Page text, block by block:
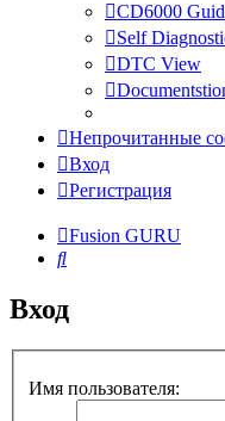
CD6000
Self
DTC View
Непрочитанные
Вход
Регистрация
Fusion GURU
Поиск
Вход
Имя пользователя: